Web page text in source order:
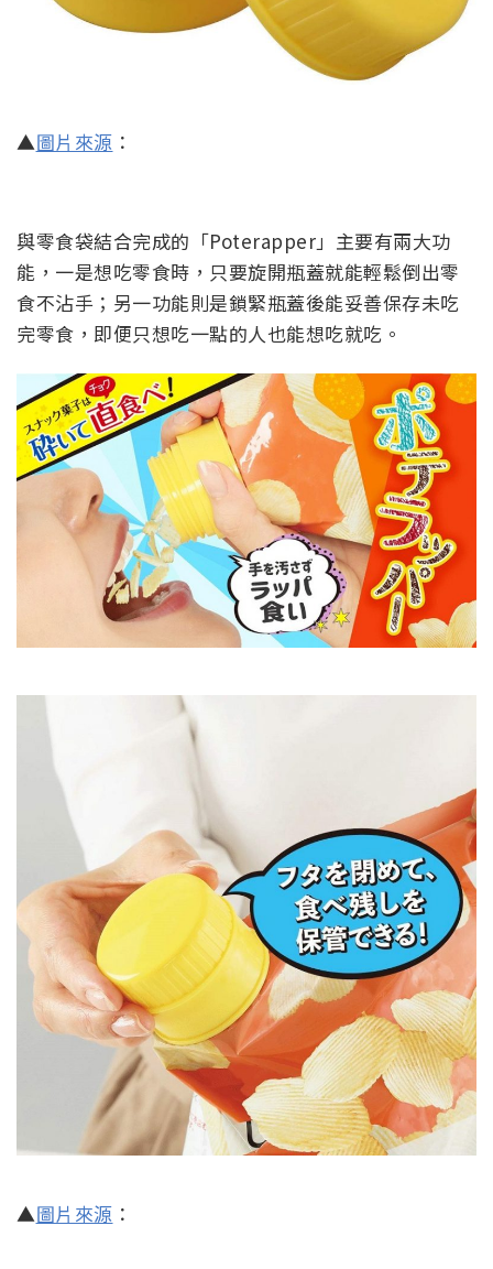
▲圖片來源 ：
與零食袋結合完成的「Poterapper」主要有兩大功
能，一是想吃零食時，只要旋開瓶蓋就能輕鬆倒出零
食不沾手；另一功能則是鎖緊瓶蓋後能妥善保存未吃
完零食，即便只想吃一點的人也能想吃就吃。
▲圖片來源 ：